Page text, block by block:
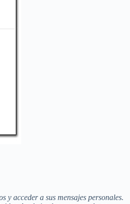
y acceder a sus mensajes personales.